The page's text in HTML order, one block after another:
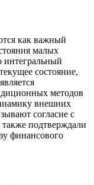
как важный
малых
интегральный
состояние,
методов
внешних
согласие с
подтверждали
финансового